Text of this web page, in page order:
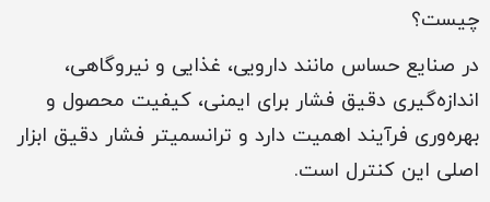
چیست؟
در صنایع حساس مانند دارویی، غذایی و نیروگاهی،
اندازه‌گیری دقیق فشار برای ایمنی، کیفیت محصول و
بهره‌وری فرآیند اهمیت دارد و ترانسمیتر فشار دقیق ابزار
اصلی این کنترل است.